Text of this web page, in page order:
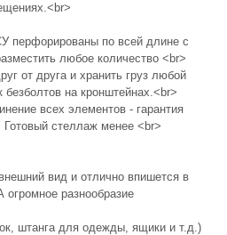
перфорированы по всей длине с
любое количество <br>
от друга и хранить груз любой
на кронштейнах.<br>
всех элементов - гарантия
Готовый стеллаж менее <br>
вид и отлично впишется в
разнообразие
штанга для одежды, ящики и т.д.)